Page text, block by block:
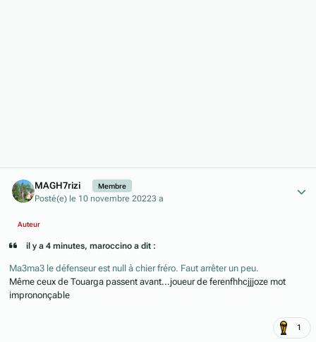
MAGH7rizi Membre
Posté(e) le 10 novembre 20223 a
Auteur
il y a 4 minutes, maroccino a dit :
Ma3ma3 le défenseur est null à chier fréro. Faut arrêter un peu.
Même ceux de Touarga passent avant...joueur de ferenfhhcjjjoze mot
imprononçable
1